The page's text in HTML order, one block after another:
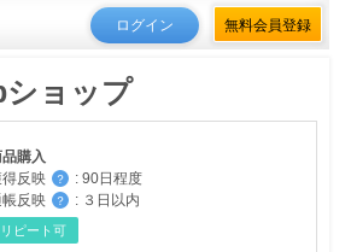
ログイン 無料会員登録
ョップ
購入
反映
？ : 90日程度
反映
？ : ３日以内
リピート可